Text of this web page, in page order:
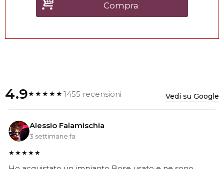
Compra
4.9★★★★★1455 recensioni Vedi su Google
Alessio Falamischia
3 settimane fa
★★★★★